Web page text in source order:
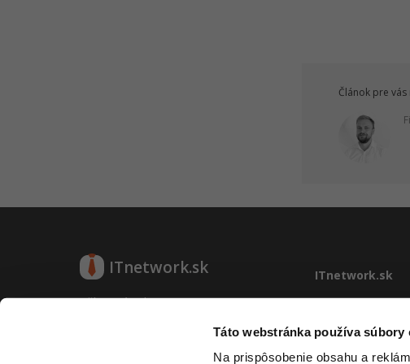
Táto webstránka používa súbory
Na prispôsobenie obsahu a
Článok pre vás
ITnetwork.sk
Učíme národ IT
ITnetwork.sk
Reklama
Vývoj systému